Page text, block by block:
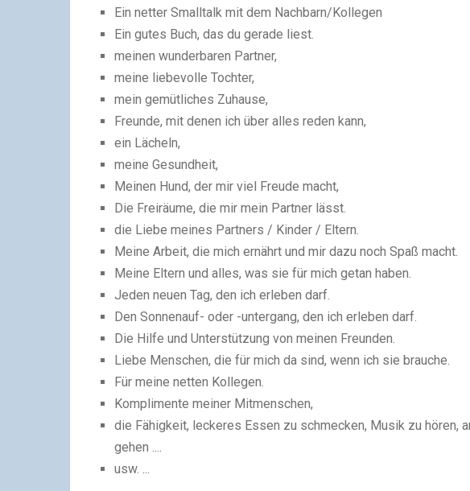
Ein netter Smalltalk mit dem Nachbarn/Kollegen
Ein gutes Buch, das du gerade liest.
meinen wunderbaren Partner,
meine liebevolle Tochter,
mein gemütliches Zuhause,
Freunde, mit denen ich über alles reden kann,
ein Lächeln,
meine Gesundheit,
Meinen Hund, der mir viel Freude macht,
Die Freiräume, die mir mein Partner lässt.
die Liebe meines Partners / Kinder / Eltern.
Meine Arbeit, die mich ernährt und mir dazu noch Spaß macht.
Meine Eltern und alles, was sie für mich getan haben.
Jeden neuen Tag, den ich erleben darf.
Den Sonnenauf- oder -untergang, den ich erleben darf.
Die Hilfe und Unterstützung von meinen Freunden.
Liebe Menschen, die für mich da sind, wenn ich sie brauche.
Für meine netten Kollegen.
Komplimente meiner Mitmenschen,
die Fähigkeit, leckeres Essen zu schmecken, Musik zu hören,
gehen ....
usw. ...